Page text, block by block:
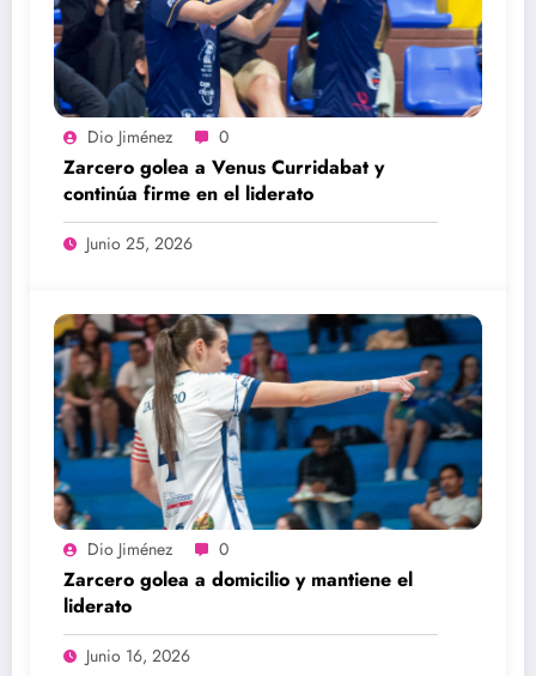
Dio Jiménez 0
Zarcero golea a Venus Curridabat y
continúa firme en el liderato
Junio 25, 2026
Dio Jiménez 0
Zarcero golea a domicilio y mantiene el
liderato
Junio 16, 2026